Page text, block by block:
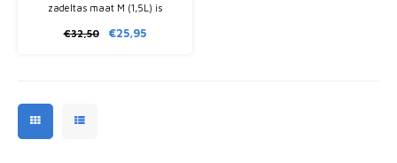
zadeltas maat M (1,5L) is
uitgevoerd en voorzien van
€32,50 €25,95